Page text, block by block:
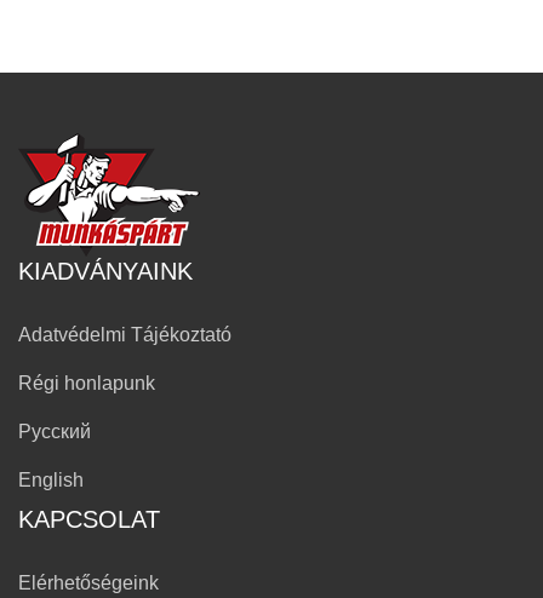
KIADVÁNYAINK
Adatvédelmi Tájékoztató
Régi honlapunk
Русский
English
KAPCSOLAT
Elérhetőségeink